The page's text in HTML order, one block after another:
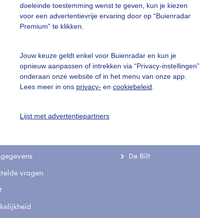
doeleinde toestemming wenst te geven, kun je kiezen
voor een advertentievrije ervaring door op “Buienradar
Premium” te klikken.
Jouw keuze geldt enkel voor Buienradar en kun je
opnieuw aanpassen of intrekken via “Privacy-instellingen”
onderaan onze website of in het menu van onze app.
Lees meer in ons privacy- en cookiebeleid
Lijst met advertentiepartners
slideshow
vragen
De Bilt